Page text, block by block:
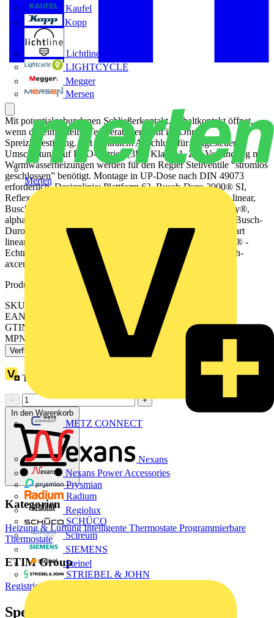
Kaufel
Kopp
Lichtline
LIGHTCYCLE
Megger
Mersen
Merten
METZ CONNECT
Nexans
Nexans Power Accessories
Prysmian
Radium
Regiolux
SCHÜCO
Scireum
SIEMENS
Steinel
STRIEBEL & JOHN
Mit potentialgebundenen Schließerkontakt. Schaltkontakt öffnet,
wenn die eingestellte Temperatur erreicht ist. Ohne
Spreizbefestigung. Mit separatem Anschluss für zeitgesteuerte
Umschaltung auf ECO-Betrieb (3K). Klasse 1. Zur Verbindung mit
Warmwasserheizungen werden für den Regler Stellventile “stromlos
geschlossen” benötigt. Montage in UP-Dose nach DIN 49073
erforderlich. Designlinie: Plattform 63, Busch-Duro 2000® SI,
Reflex SI, Busch-balance® SI, Busch-art linear®, future® linear,
Busch-axcent®, solo®, pur edelstahl, carat®, Busch-dynasty®,
alpha, impuls Designlinie Variante: Busch-Duro 2000® SI, Busch-
Duro 2000® SI Linear, Reflex SI, Reflex SI Linear, Busch-art
linear®, Busch-art linear® - mit Dekorring, Busch-art linear® -
Echtmaterial, future®, future® linear, Busch-axcent®, Busch-
axcent® pur
Produktkennzeichen
SKU: 2CKA001032A0524
EAN: 4011395322765
GTIN: 4011395322765
MPN: 1094 U-101
Verfügbar: 3 Händler
Treuepunkte:
−
+
In den Warenkorb
Kategorien
Heizung & LüftungIntelligente Thermostate Programmierbare
Thermostate
ETIM Group
Registrierende und verarbeitende Feldgeräte
Spezifikationen